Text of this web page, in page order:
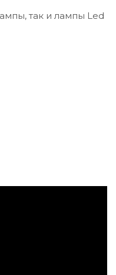
так и лампы Led